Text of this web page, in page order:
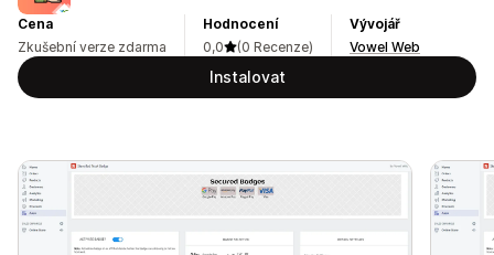
Cena
Zkušební verze zdarma
Hodnocení
0,0
(0 Recenze)
Vývojář
Vowel Web
Instalovat